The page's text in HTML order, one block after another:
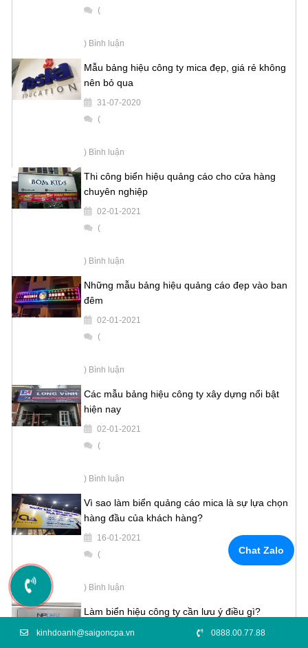
(
) Bình luận
Mẫu bảng hiệu công ty mica đẹp, giá rẻ không
nên bỏ qua
31-07-2020
(
) Bình luận
Thi công biển hiệu quảng cáo cho cửa hàng
chuyên nghiệp
02-01-2021
(
) Bình luận
Những mẫu bảng hiệu quảng cáo đẹp vào ban
đêm
02-01-2021
(
) Bình luận
Các mẫu bảng hiệu công ty xây dựng nổi bật
hiện nay
02-01-2021
(
) Bình luận
Vì sao làm biển quảng cáo mica là sự lựa chọn
hàng đầu của khách hàng?
16-01-2021
(
) Bình luận
Làm biển hiệu công ty cần lưu ý điều gì?
19-01-2021
Chat Zalo
kinhdoanh@saigoncpa.vn 0888.00.77.88